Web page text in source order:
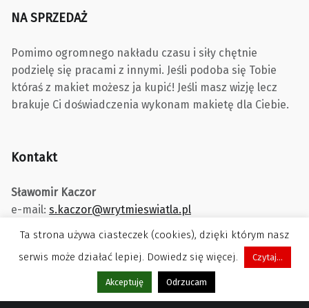
Menu
NA SPRZEDAŻ
Pomimo ogromnego nakładu czasu i siły chętnie
podzielę się pracami z innymi. Jeśli podoba się Tobie
któraś z makiet możesz ja kupić! Jeśli masz wizję lecz
brakuje Ci doświadczenia wykonam makietę dla Ciebie.
Kontakt
Sławomir Kaczor
e-mail: s.kaczor@wrytmieswiatla.pl
Ta strona używa ciasteczek (cookies), dzięki którym nasz
serwis może działać lepiej. Dowiedz się więcej.
Czytaj...
Akceptuję Odrzucam